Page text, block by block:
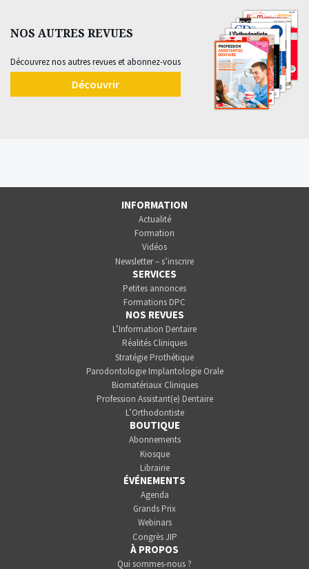
NOS AUTRES REVUES
Découvrez nos autres revues et abonnez-vous
Découvrir
INFORMATION
Actualité
Formation
Vidéos
Newsletter – s’inscrire
SERVICES
Petites annonces
Formations DPC
NOS REVUES
L’Information Dentaire
Réalités Cliniques
Stratégie Prothétique
Parodontologie Implantologie Orale
Biomatériaux Cliniques
Profession Assistant(e) Dentaire
L’Orthodontiste
BOUTIQUE
Abonnements
Kiosque
Librairie
ÉVÉNEMENTS
Agenda
Grands Prix
Webinars
Congrès JIP
À PROPOS
Qui sommes-nous ?